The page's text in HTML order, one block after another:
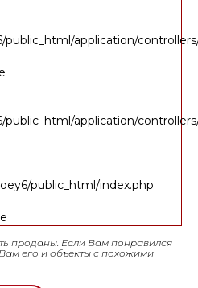
application/
application/
public_html/index.php
проданы. Если Вам понравился
его и объекты с похожими